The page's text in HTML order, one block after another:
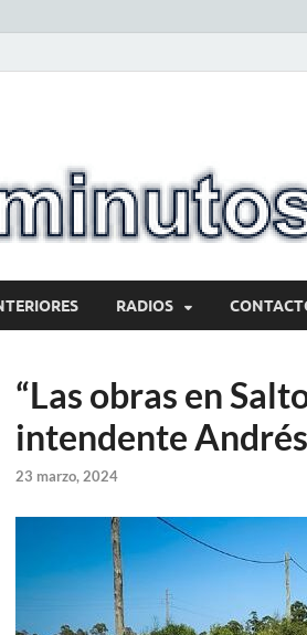
RADIOS
“Las obras en
intendente
23 marzo, 2024